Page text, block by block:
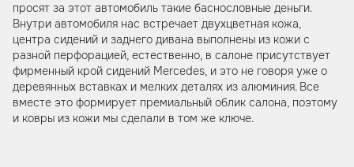
просят за этот автомобиль такие баснословные деньги.
Внутри автомобиля нас встречает двухцветная кожа,
центра сидений и заднего дивана выполнены из кожи с
разной перфорацией, естественно, в салоне присутствует
фирменный крой сидений Mercedes, и это не говоря уже о
деревянных вставках и мелких деталях из алюминия. Все
вместе это формирует премиальный облик салона, поэтому
и ковры из кожи мы сделали в том же ключе.